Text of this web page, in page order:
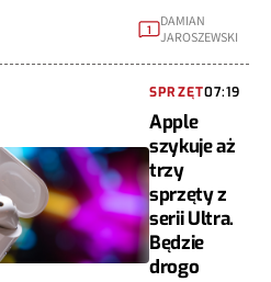
1
DAMIAN
JAROSZEWSKI
SPRZĘT07:19
Apple
szykuje aż
trzy
sprzęty z
serii Ultra.
Będzie
drogo